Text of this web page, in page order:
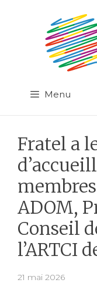
Menu
Fratel a
ADOM,
Conseil
l’ARTCI
21 mai 2026